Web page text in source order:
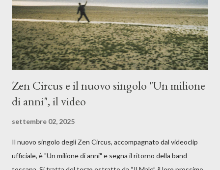
è, di questa estate che...". E' raro fare uscire come singolo una
cover, ma...
Zen Circus e il nuovo singolo "Un milione
di anni", il video
settembre 02, 2025
Il nuovo singolo degli Zen Circus, accompagnato dal videoclip
ufficiale, è "Un milione di anni" e segna il ritorno della band